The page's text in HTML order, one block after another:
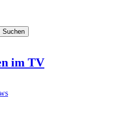
Suchen
im TV